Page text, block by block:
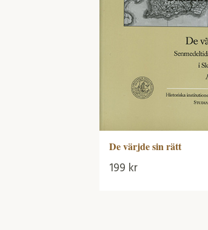
De värjde sin rätt
199 kr